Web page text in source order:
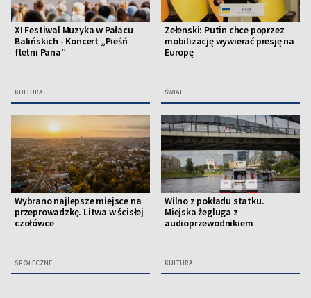
XI Festiwal Muzyka w Pałacu
Balińskich - Koncert „Pieśń
fletni Pana”
KULTURA
Zełenski: Putin chce poprzez
mobilizację wywierać presję na
Europę
ŚWIAT
Wybrano najlepsze miejsce na
przeprowadzkę. Litwa w ścisłej
czołówce
SPOŁECZNE
Wilno z pokładu statku.
Miejska żegluga z
audioprzewodnikiem
KULTURA